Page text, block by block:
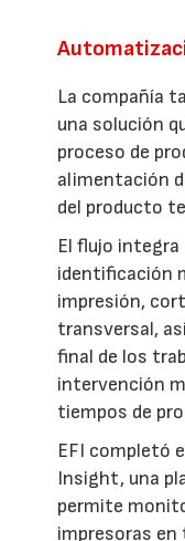
La compañía
una solución
proceso de
alimentación
del producto
El flujo
identificación
impresión,
transversal,
final de los
intervención
tiempos de
EFI completó
Insight, una
permite
impresoras en